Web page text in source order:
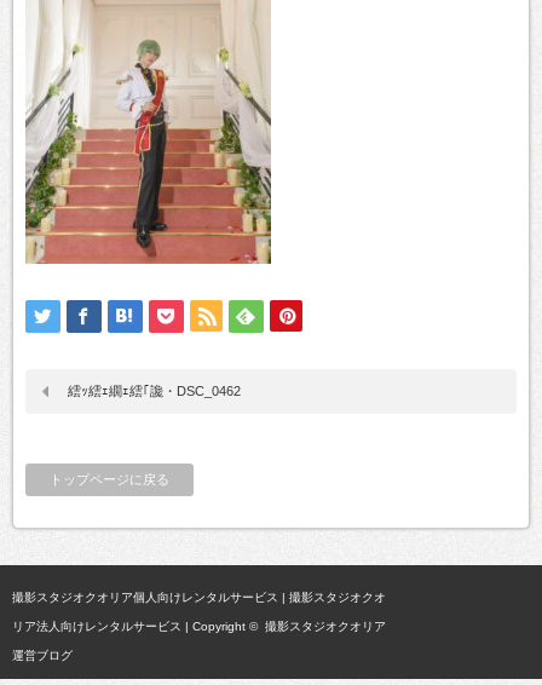
繧ｯ繧ｪ繝ｪ繧｢讒・DSC_0462
トップページに戻る
撮影スタジオクオリア個人向けレンタルサービス | 撮影スタジオクオ
リア法人向けレンタルサービス | Copyright © 撮影スタジオクオリア
運営ブログ